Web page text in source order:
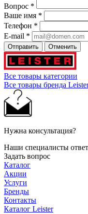
Вопрос *
Ваше имя *
Телефон *
E-mail *
Отправить Отменить
Все товары категории
Все товары бренда
Нужна консультация?
Наши специалисты
Задать вопрос
Каталог
Акции
Услуги
Бренды
Контакты
Каталог Leister